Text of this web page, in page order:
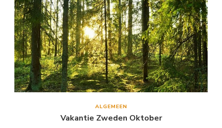
ALGEMEEN
Vakantie Zweden Oktober